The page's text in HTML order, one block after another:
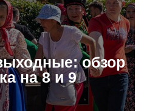
обзор
на 8 и 9